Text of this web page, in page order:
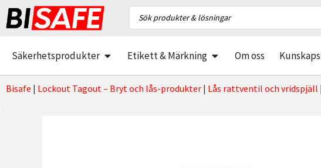
Säkerhetsprodukter Etikett & Märkning Om oss
Bisafe | Lockout Tagout – Bryt och lås-produkter | Lås rattventil och vridspjäll |